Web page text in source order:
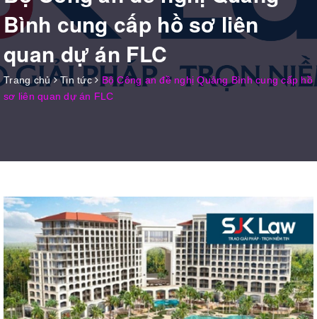
Bình cung cấp hồ sơ liên
quan dự án FLC
Trang chủ Tin tức
Bộ Công an đề nghị Quảng Bình cung cấp hồ
sơ liên quan dự án FLC